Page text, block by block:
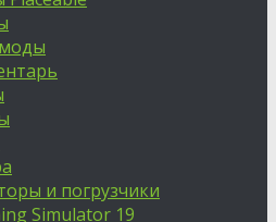
и погрузчики
Simulator 19